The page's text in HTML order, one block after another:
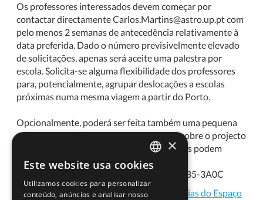
Os professores interessados devem começar por
contactar directamente Carlos.Martins@astro.up.pt com
pelo menos 2 semanas de antecedência relativamente à
data preferida. Dado o número previsivelmente elevado
de solicitações, apenas será aceite uma palestra por
escola. Solicita-se alguma flexibilidade dos professores
para, potencialmente, agrupar deslocações a escolas
próximas numa mesma viagem a partir do Porto.
Opcionalmente, poderá ser feita também uma pequena
apresentação (separada e mais informal) sobre o projecto
internacional Phi in the Sky, a que as escolas podem
aderir. O CV do orador está disponível em
https://cienciavitae.pt/portal/en/4D17-61B5-3A0C
Instituição:Instituto de Astrofísica e Ciências do Espaço
PORTUGUESE
ENGLISH
×
Este website usa cookies
Utilizamos cookies para personalizar
conteúdo, anúncios e analisar nosso